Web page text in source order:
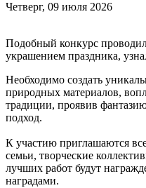
Четверг, 09 июля 2026
Подобный конкурс
украшением праздника,
Необходимо создать
природных материалов,
традиции, проявив
подход.
К участию приглашаются
семьи, творческие
лучших работ будут
наградами.